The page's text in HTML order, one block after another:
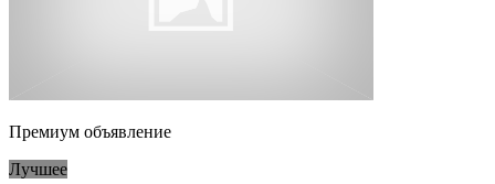
Премиум объявление
Лучшее